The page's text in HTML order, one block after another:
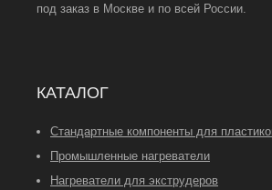
под заказ в Москве и по всей России.
КАТАЛОГ
Стандартные компоненты для
Промышленные нагреватели
Нагреватели для экструдеров